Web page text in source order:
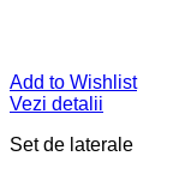
Add to Wishlist
Vezi detalii
Set de laterale